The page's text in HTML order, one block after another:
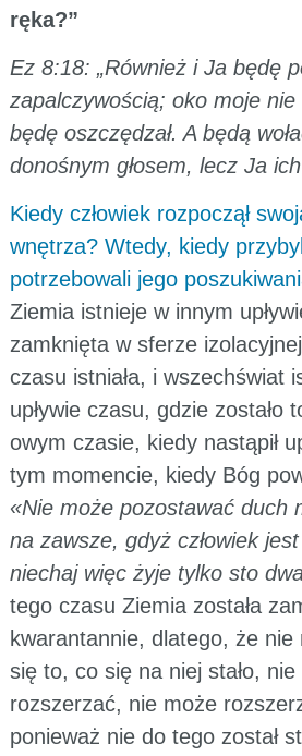
ręka?”
Ez 8:18: „Również i Ja będę
zapalczywością; oko moje
będę oszczędzał. A będą
donośnym głosem, lecz Ja
Kiedy człowiek rozpoczął
wnętrza? Wtedy, kiedy
potrzebowali jego
Ziemia istnieje w innym
zamknięta w sferze
czasu istniała, i wszechświat
upływie czasu, gdzie zostało
owym czasie, kiedy nastąpił
tym momencie, kiedy Bóg
«Nie może pozostawać duch
na zawsze, gdyż człowiek
niechaj więc żyje tylko sto
tego czasu Ziemia została
kwarantannie, dlatego, że
się to, co się na niej stało,
rozszerzać, nie może
ponieważ nie do tego został